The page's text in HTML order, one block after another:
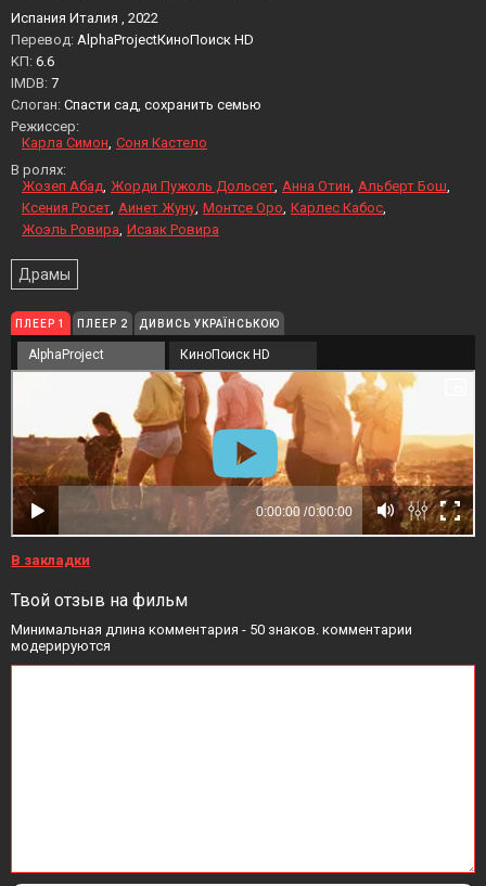
Испания Италия , 2022
Перевод: AlphaProjectКиноПоиск HD
KП: 6.6
IMDB: 7
Слоган: Спасти сад, сохранить семью
Режиссер:
Карла Симон Соня Кастело
В ролях:
Жозеп Абад Жорди Пужоль Дольсет Анна Отин Альберт Бош
Ксения Росет Аинет Жуну Монтсе Оро Карлес Кабос
Жоэль Ровира Исаак Ровира
Драмы
ПЛЕЕР 1 ПЛЕЕР 2 ДИВИСЬ УКРАЇНСЬКОЮ
AlphaProject КиноПоиск HD
В закладки
Твой отзыв на фильм
Минимальная длина комментария - 50 знаков. комментарии
модерируются